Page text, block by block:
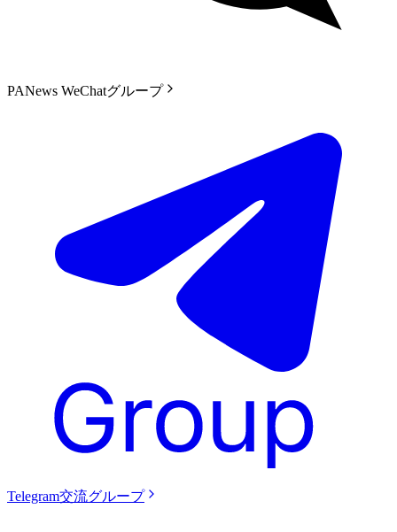
PANews WeChatグループ
Telegram交流グループ